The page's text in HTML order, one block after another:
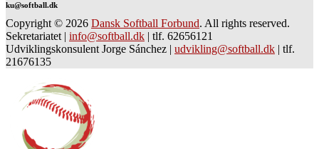
ku@softball.dk
Copyright © 2026 Dansk Softball Forbund. All rights reserved.
Sekretariatet | info@softball.dk | tlf. 62656121
Udviklingskonsulent Jorge Sánchez | udvikling@softball.dk | tlf.
21676135